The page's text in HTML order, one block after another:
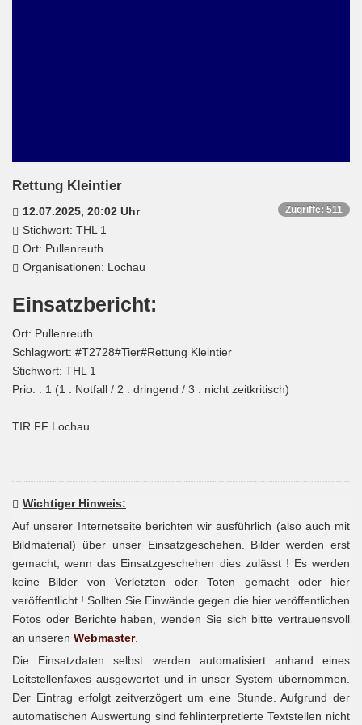
Rettung Kleintier
12.07.2025, 20:02 Uhr Zugriffe: 511
Stichwort: THL 1
Ort: Pullenreuth
Organisationen: Lochau
Einsatzbericht:
Ort: Pullenreuth
Schlagwort: #T2728#Tier#Rettung Kleintier
Stichwort: THL 1
Prio. : 1 (1 : Notfall / 2 : dringend / 3 : nicht zeitkritisch)
TIR FF Lochau
Wichtiger Hinweis:
Auf unserer Internetseite berichten wir ausführlich (also auch mit
Bildmaterial) über unser Einsatzgeschehen. Bilder werden erst
gemacht, wenn das Einsatzgeschehen dies zulässt ! Es werden
keine Bilder von Verletzten oder Toten gemacht oder hier
veröffentlicht ! Sollten Sie Einwände gegen die hier veröffentlichen
Fotos oder Berichte haben, wenden Sie sich bitte vertrauensvoll
an unseren Webmaster.
Die Einsatzdaten selbst werden automatisiert anhand eines
Leitstellenfaxes ausgewertet und in unser System übernommen.
Der Eintrag erfolgt zeitverzögert um eine Stunde. Aufgrund der
automatischen Auswertung sind fehlinterpretierte Textstellen nicht